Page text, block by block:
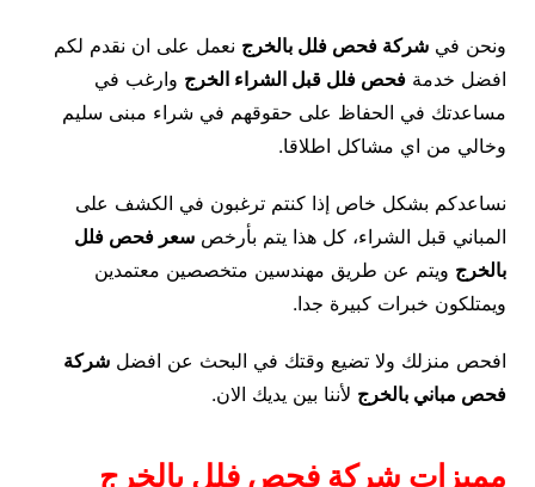
ونحن في شركة فحص فلل بالخرج نعمل على ان نقدم لكم
افضل خدمة فحص فلل قبل الشراء الخرج وارغب في
مساعدتك في الحفاظ على حقوقهم في شراء مبنى سليم
وخالي من اي مشاكل اطلاقا.
نساعدكم بشكل خاص إذا كنتم ترغبون في الكشف على
المباني قبل الشراء، كل هذا يتم بأرخص سعر فحص فلل
بالخرج ويتم عن طريق مهندسين متخصصين معتمدين
ويمتلكون خبرات كبيرة جدا.
افحص منزلك ولا تضيع وقتك في البحث عن افضل شركة
فحص مباني بالخرج لأننا بين يديك الان.
مميزات شركة فحص فلل بالخرج